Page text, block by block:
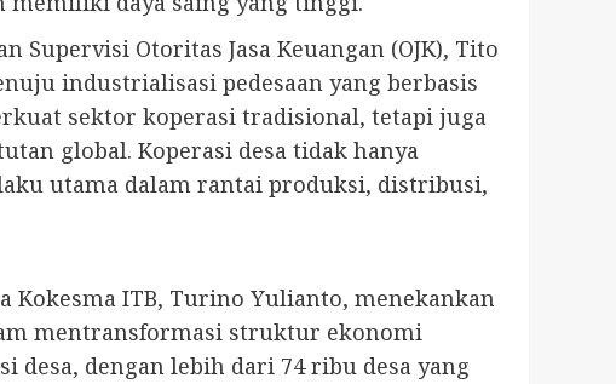
Otoritas Jasa Keuangan (OJK), Tito
industrialisasi pedesaan yang berbasis
sektor koperasi tradisional, tetapi juga
global. Koperasi desa tidak hanya
utama dalam rantai produksi, distribusi,
Kokesma ITB, Turino Yulianto, menekankan
mentransformasi struktur ekonomi
desa, dengan lebih dari 74 ribu desa yang